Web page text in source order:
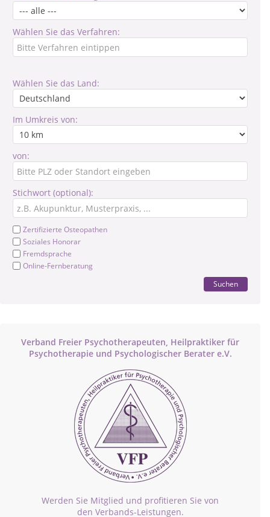
Wählen Sie das Verfahren:
Wählen Sie das Land:
Im Umkreis von:
von:
Stichwort (optional):
Zertifizierte Osteopathen
Soziales Honorar
Fremdsprache
Online-Fernberatung
Suchen
Verband Freier Psychotherapeuten, Heilpraktiker für
Psychotherapie und Psychologischer Berater e.V.
Werden Sie Mitglied und profitieren Sie von
den Verbands-Leistungen.